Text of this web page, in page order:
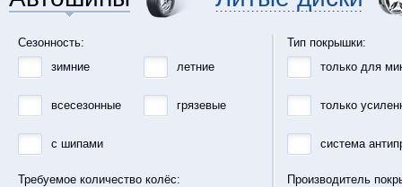
Сезонность:
зимние
летние
всесезонные грязевые
с шипами
Требуемое количество колёс:
Тип покрышки:
только для
только
система
Производитель